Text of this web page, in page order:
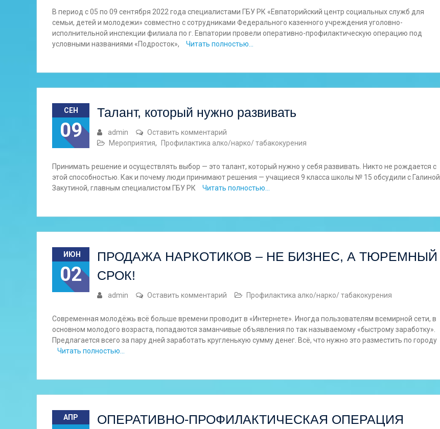
В период с 05 по 09 сентября 2022 года специалистами ГБУ РК «Евпаторийский центр социальных служб для
семьи, детей и молодежи» совместно с сотрудниками Федерального казенного учреждения уголовно-
исполнительной инспекции филиала по г. Евпатории провели оперативно-профилактическую операцию под
условными названиями «Подросток»,
Читать полностью…
СЕН
09
Талант, который нужно развивать
admin
Оставить комментарий
Мероприятия, Профилактика алко/нарко/ табакокурения
Принимать решение и осуществлять выбор — это талант, который нужно у себя развивать. Никто не рождается с
этой способностью. Как и почему люди принимают решения — учащиеся 9 класса школы № 15 обсудили с Галиной
Закутиной, главным специалистом ГБУ РК
Читать полностью…
ИЮН
02
ПРОДАЖА НАРКОТИКОВ – НЕ БИЗНЕС, А ТЮРЕМНЫЙ
СРОК!
admin Оставить комментарий Профилактика алко/нарко/ табакокурения
Современная молодёжь всё больше времени проводит в «Интернете». Иногда пользователям всемирной сети, в
основном молодого возраста, попадаются заманчивые объявления по так называемому «быстрому заработку».
Предлагается всего за пару дней заработать кругленькую сумму денег. Всё, что нужно это разместить по городу
Читать полностью…
АПР ОПЕРАТИВНО-ПРОФИЛАКТИЧЕСКАЯ ОПЕРАЦИЯ